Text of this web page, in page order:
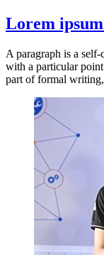
Lorem
A paragraph is a
with a particular point
part of formal